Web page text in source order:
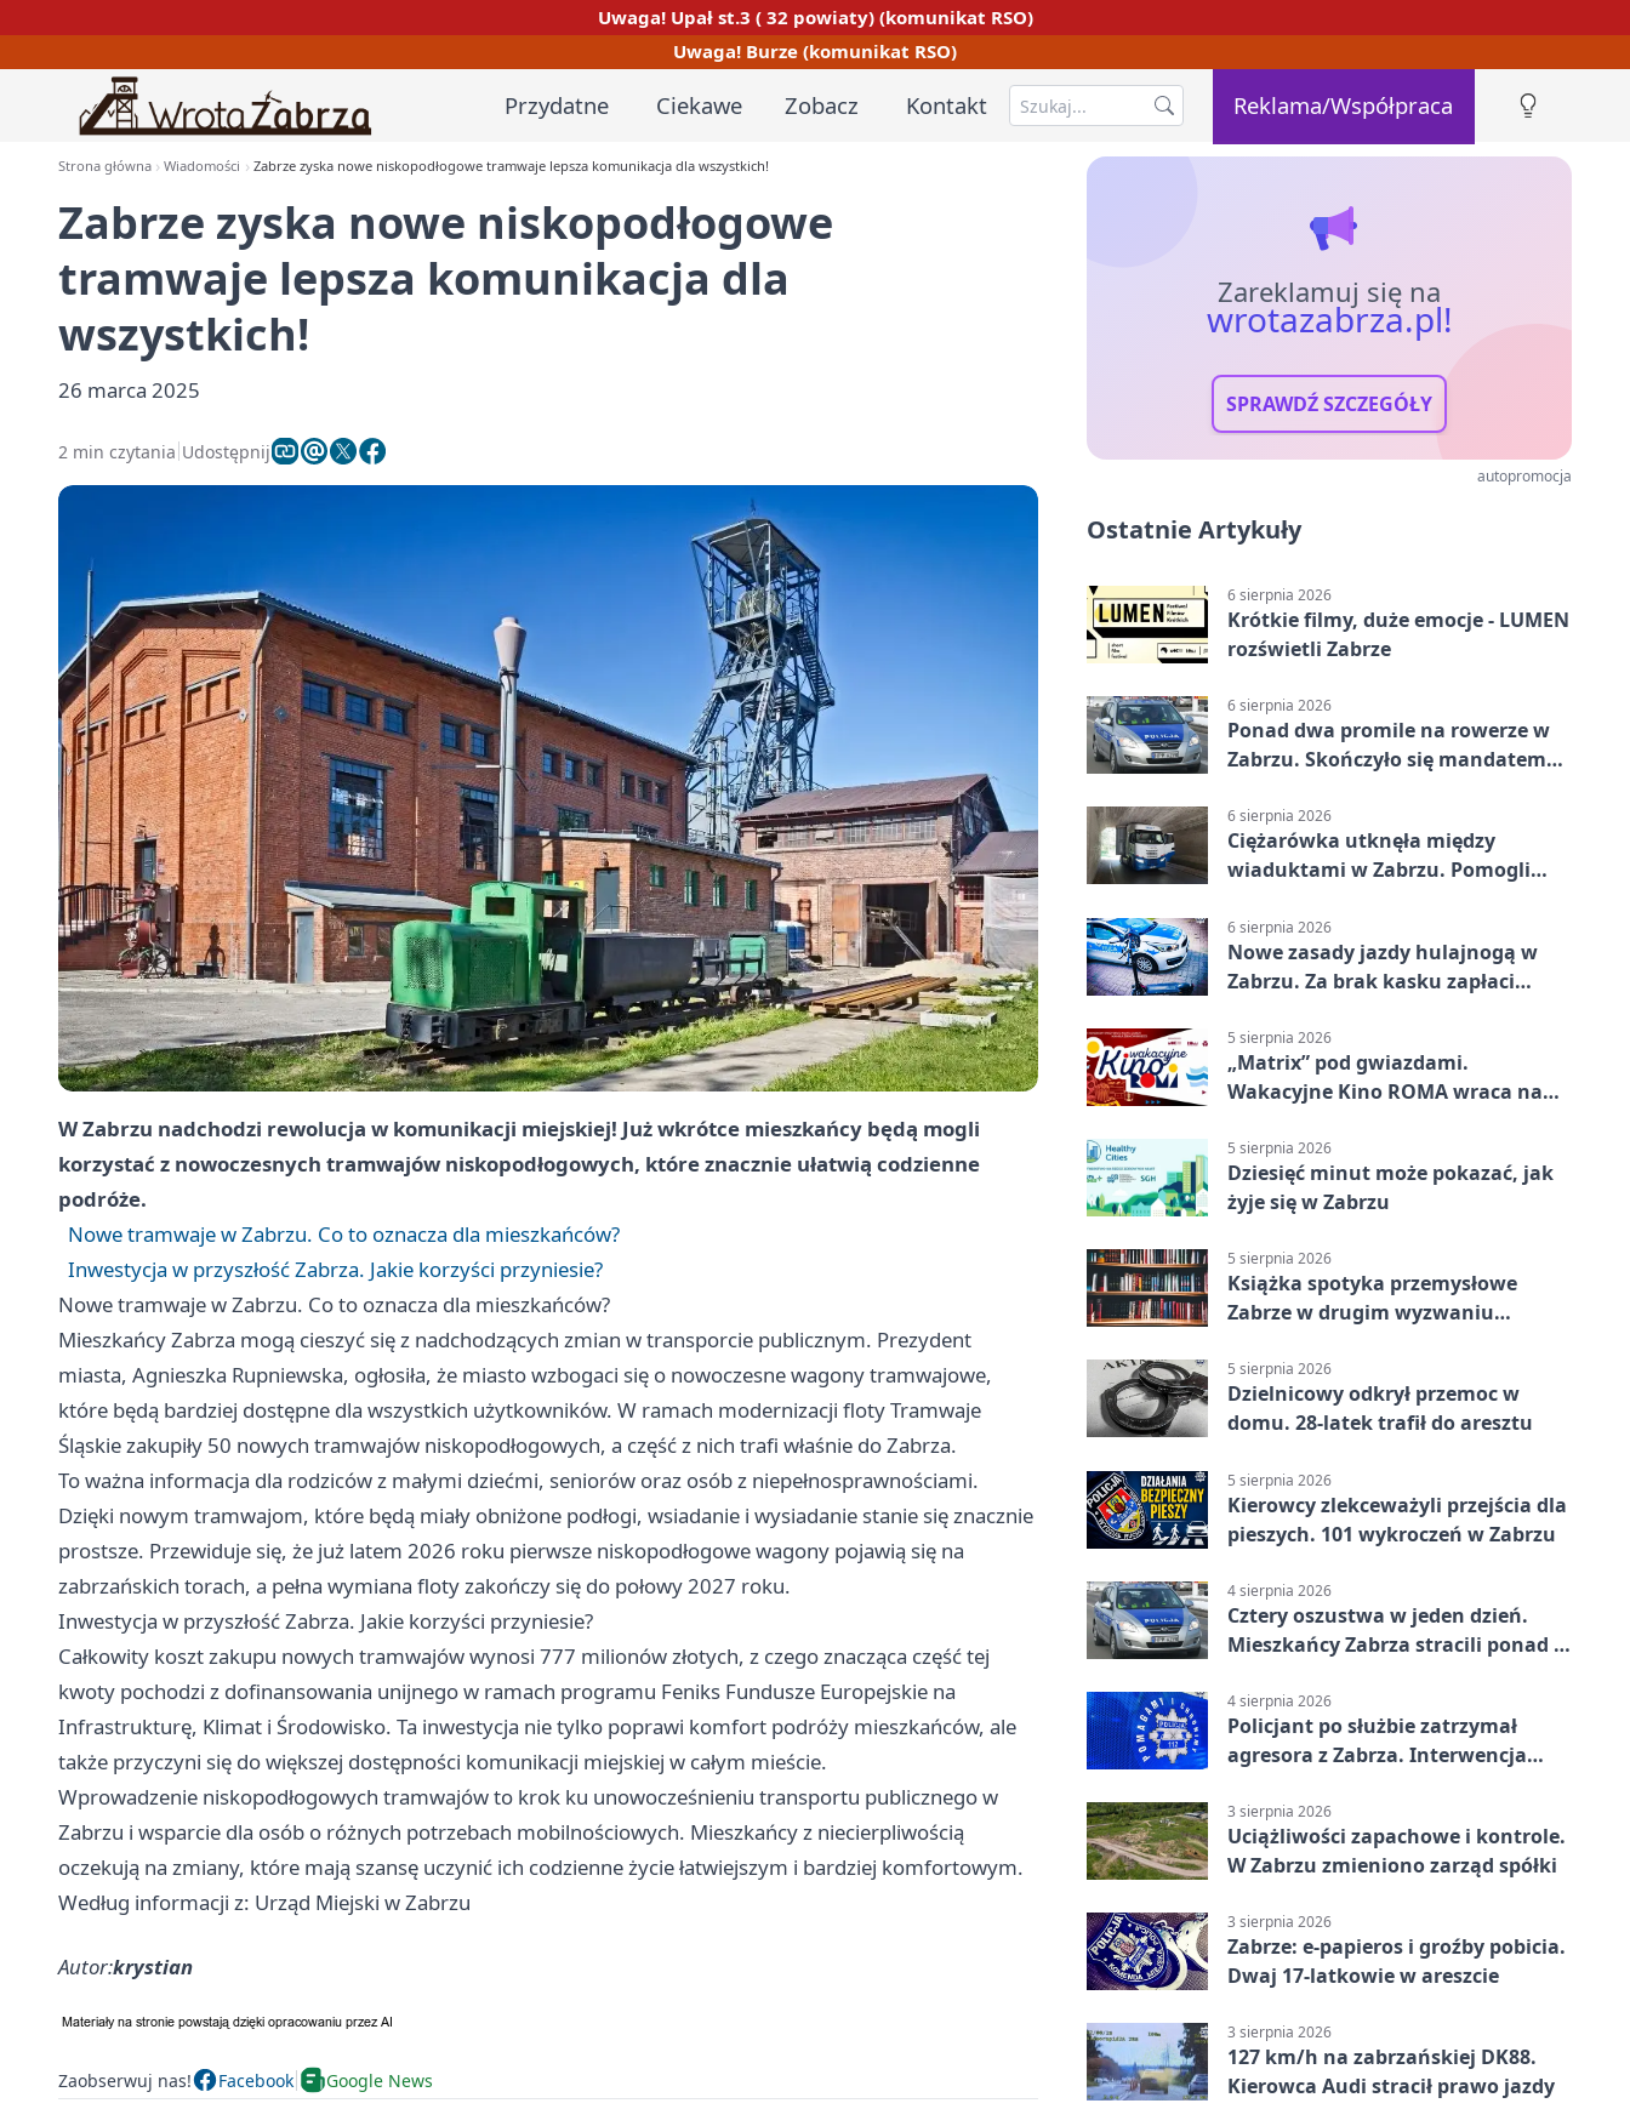
Uwaga! Upał st.3 ( 32 powiaty) (komunikat RSO)
Uwaga! Burze (komunikat RSO)
Przydatne Ciekawe Zobacz Kontakt Reklama/Współpraca
Strona główna Wiadomości Zabrze zyska nowe niskopodłogowe tramwaje lepsza komunikacja dla wszystkich!
Zabrze zyska nowe niskopodłogowe
tramwaje lepsza komunikacja dla
wszystkich!
26 marca 2025
2 min czytania Udostępnij
W Zabrzu nadchodzi rewolucja w komunikacji miejskiej! Już wkrótce mieszkańcy będą mogli
korzystać z nowoczesnych tramwajów niskopodłogowych, które znacznie ułatwią codzienne
podróże.
Nowe tramwaje w Zabrzu. Co to oznacza dla mieszkańców?
Inwestycja w przyszłość Zabrza. Jakie korzyści przyniesie?
Nowe tramwaje w Zabrzu. Co to oznacza dla mieszkańców?
Mieszkańcy Zabrza mogą cieszyć się z nadchodzących zmian w transporcie publicznym. Prezydent
miasta, Agnieszka Rupniewska, ogłosiła, że miasto wzbogaci się o nowoczesne wagony tramwajowe,
które będą bardziej dostępne dla wszystkich użytkowników. W ramach modernizacji floty Tramwaje
Śląskie zakupiły 50 nowych tramwajów niskopodłogowych, a część z nich trafi właśnie do Zabrza.
To ważna informacja dla rodziców z małymi dziećmi, seniorów oraz osób z niepełnosprawnościami.
Dzięki nowym tramwajom, które będą miały obniżone podłogi, wsiadanie i wysiadanie stanie się znacznie
prostsze. Przewiduje się, że już latem 2026 roku pierwsze niskopodłogowe wagony pojawią się na
zabrzańskich torach, a pełna wymiana floty zakończy się do połowy 2027 roku.
Inwestycja w przyszłość Zabrza. Jakie korzyści przyniesie?
Całkowity koszt zakupu nowych tramwajów wynosi 777 milionów złotych, z czego znacząca część tej
kwoty pochodzi z dofinansowania unijnego w ramach programu Feniks Fundusze Europejskie na
Infrastrukturę, Klimat i Środowisko. Ta inwestycja nie tylko poprawi komfort podróży mieszkańców, ale
także przyczyni się do większej dostępności komunikacji miejskiej w całym mieście.
Wprowadzenie niskopodłogowych tramwajów to krok ku unowocześnieniu transportu publicznego w
Zabrzu i wsparcie dla osób o różnych potrzebach mobilnościowych. Mieszkańcy z niecierpliwością
oczekują na zmiany, które mają szansę uczynić ich codzienne życie łatwiejszym i bardziej komfortowym.
Według informacji z: Urząd Miejski w Zabrzu
Autor:krystian
Zaobserwuj nas! Facebook Google News
Zareklamuj się na
wrotazabrza.pl!
SPRAWDŹ SZCZEGÓŁY
autopromocja
Ostatnie Artykuły
6 sierpnia 2026
Krótkie filmy, duże emocje - LUMEN
rozświetli Zabrze
6 sierpnia 2026
Ponad dwa promile na rowerze w
Zabrzu. Skończyło się mandatem
6 sierpnia 2026
Ciężarówka utknęła między
wiaduktami w Zabrzu. Pomogli
6 sierpnia 2026
Nowe zasady jazdy hulajnogą w
Zabrzu. Za brak kasku zapłaci
5 sierpnia 2026
„Matrix” pod gwiazdami.
Wakacyjne Kino ROMA wraca na
5 sierpnia 2026
Dziesięć minut może pokazać, jak
żyje się w Zabrzu
5 sierpnia 2026
Książka spotyka przemysłowe
Zabrze w drugim wyzwaniu
5 sierpnia 2026
Dzielnicowy odkrył przemoc w
domu. 28-latek trafił do aresztu
5 sierpnia 2026
Kierowcy zlekceważyli przejścia dla
pieszych. 101 wykroczeń w Zabrzu
4 sierpnia 2026
Cztery oszustwa w jeden dzień.
Mieszkańcy Zabrza stracili ponad 6
4 sierpnia 2026
Policjant po służbie zatrzymał
agresora z Zabrza. Interwencja
3 sierpnia 2026
Uciążliwości zapachowe i kontrole.
W Zabrzu zmieniono zarząd spółki
3 sierpnia 2026
Zabrze: e-papieros i groźby pobicia.
Dwaj 17-latkowie w areszcie
3 sierpnia 2026
127 km/h na zabrzańskiej DK88.
Kierowca Audi stracił prawo jazdy